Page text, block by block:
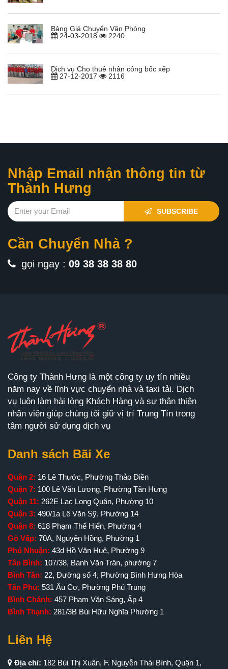
Bảng Giá Chuyển Văn Phòng
24-03-2018
2240
Dịch vụ Cho thuê nhân công bốc xếp
27-12-2017
2116
Nhập Email nhận thông tin từ
Thành Hưng
SUBSCRIBE
Cần Chuyển Nhà ?
gọi ngay : 09 38 38 38 80
Công ty Thành Hưng là một công ty uy tín nhiều
năm nay về lĩnh vực chuyển nhà và taxi tải. Dịch
vụ luôn làm hài lòng Khách Hàng và sự thân thiện
nhân viên giúp chúng tôi giữ vị trí Trung Tín trong
tâm người sử dụng dịch vụ
Danh sách Bãi Xe
Quận 2: 16 Lê Thước, Phường Thảo Điền
Quận 7: 100 Lê Văn Lương, Phường Tân Hưng
Quận 11: 262E Lạc Long Quân, Phường 10
Quận 3: 490/1a Lê Văn Sỹ, Phường 14
Quận 8: 618 Phạm Thế Hiển, Phường 4
Gò Vấp: 70A, Nguyên Hồng, Phường 1
Phú Nhuận: 43d Hồ Văn Huê, Phường 9
Tân Bình: 107/38, Bành Văn Trân, phường 7
Bình Tân: 22, Đường số 4, Phường Bình Hưng Hòa
Tân Phú: 531 Âu Cơ, Phường Phú Trung
Bình Chánh: 457 Phạm Văn Sáng, Ấp 4
Bình Thạnh: 281/3B Bùi Hữu Nghĩa Phường 1
Liên Hệ
Địa chỉ: 182 Bùi Thị Xuân, F. Nguyễn Thái Bình, Quận 1,